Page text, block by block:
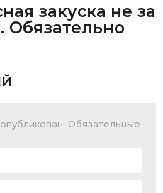
закуска не за
Обязательно
Обязательные